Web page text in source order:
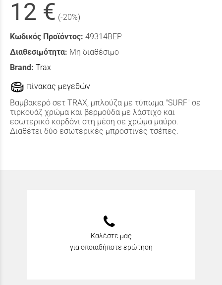
12 € (-20%)
Κωδικός Προϊόντος: 49314ΒΕΡ
Διαθεσιμότητα: Μη διαθέσιμο
Brand: Trax
πίνακας μεγεθών
Βαμβακερό σετ TRAX, μπλούζα με τύπωμα "SURF" σε
τιρκουάζ χρώμα και βερμούδα με λάστιχο και
εσωτερικό κορδόνι στη μέση σε χρώμα μαύρο.
Διαθέτει δύο εσωτερικές μπροστινές τσέπες.
Καλέστε μας
για οποιαδήποτε ερώτηση